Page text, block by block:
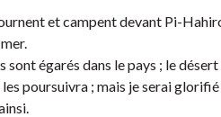
et campent devant Pi-
égarés dans le pays ; le désert
poursuivra ; mais je serai